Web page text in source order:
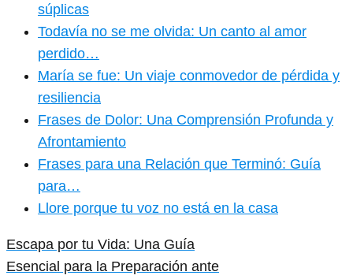
súplicas
Todavía no se me olvida: Un canto al amor
perdido…
María se fue: Un viaje conmovedor de pérdida y
resiliencia
Frases de Dolor: Una Comprensión Profunda y
Afrontamiento
Frases para una Relación que Terminó: Guía
para…
Llore porque tu voz no está en la casa
Escapa por tu Vida: Una Guía
Esencial para la Preparación ante